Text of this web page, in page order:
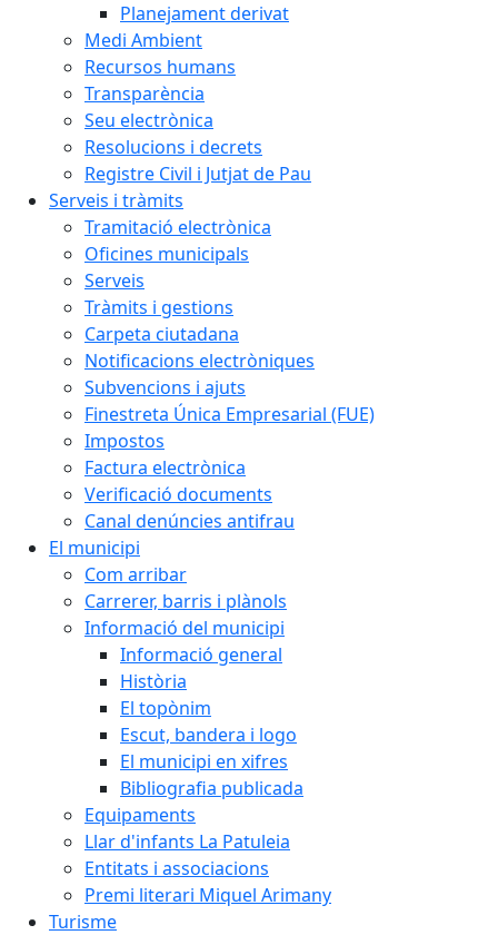
Planejament derivat
Medi Ambient
Recursos humans
Transparència
Seu electrònica
Resolucions i decrets
Registre Civil i Jutjat de Pau
Serveis i tràmits
Tramitació electrònica
Oficines municipals
Serveis
Tràmits i gestions
Carpeta ciutadana
Notificacions electròniques
Subvencions i ajuts
Finestreta Única Empresarial (FUE)
Impostos
Factura electrònica
Verificació documents
Canal denúncies antifrau
El municipi
Com arribar
Carrerer, barris i plànols
Informació del municipi
Informació general
Història
El topònim
Escut, bandera i logo
El municipi en xifres
Bibliografia publicada
Equipaments
Llar d'infants La Patuleia
Entitats i associacions
Premi literari Miquel Arimany
Turisme